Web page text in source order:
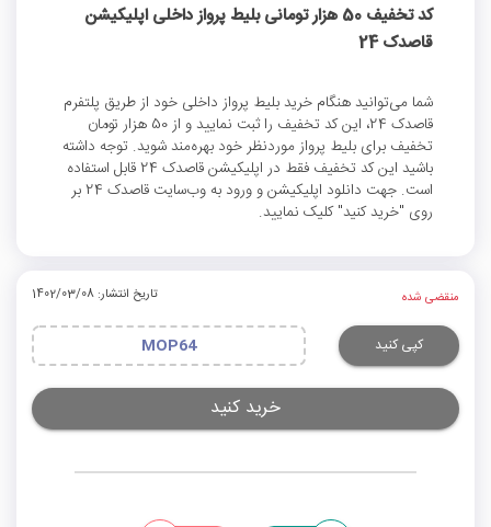
کد تخفیف 50 هزار تومانی بلیط پرواز داخلی اپلیکیشن
قاصدک 24
شما می‌توانید هنگام خرید بلیط پرواز داخلی خود از طریق پلتفرم
قاصدک 24، این کد تخفیف را ثبت نمایید و از 50 هزار تومان
تخفیف برای بلیط پرواز موردنظر خود بهره‌مند شوید. توجه داشته
باشید این کد تخفیف فقط در اپلیکیشن قاصدک 24 قابل استفاده
است. جهت دانلود اپلیکیشن و ورود به وب‌سایت قاصدک 24 بر
روی "خرید کنید" کلیک نمایید.
منقضی شده تاریخ انتشار: 1402/03/08
کپی کنید MOP64
خرید کنید